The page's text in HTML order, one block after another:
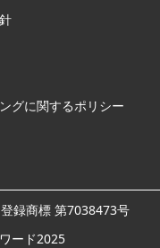
グに関するポリシー
録商標 第7038473号
ード2025